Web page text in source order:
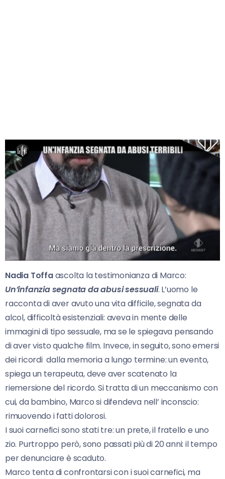
Nadia Toffaascolta la testimonianza di Marco:
Un’infanzia segnata da abusi sessuali. L’uomo le
racconta di aver avuto una vita difficile, segnata da
alcol, difficoltà esistenziali: aveva in mente delle
immagini di tipo sessuale, ma se le spiegava pensando
di aver visto qualche film. Invece, in seguito, sono emersi
dei ricordi dalla memoria a lungo termine: un evento,
spiega un terapeuta, deve aver scatenato la
riemersione del ricordo. Si tratta di un meccanismo con
cui, da bambino, Marco si difendeva nell’ inconscio:
rimuovendo i fatti dolorosi.
I suoi carnefici sono stati tre: un prete, il fratello e uno
zio. Purtroppo però, sono passati più di 20 anni: il tempo
per denunciare è scaduto.
Marco tenta di confrontarsi con i suoi carnefici, ma